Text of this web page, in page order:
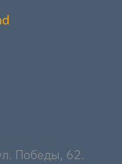
Победы, 62.